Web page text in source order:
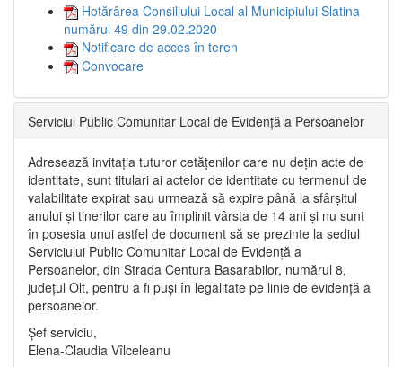
Hotărârea Consiliului Local al Municipiului Slatina
numărul 49 din 29.02.2020
Notificare de acces în teren
Convocare
Serviciul Public Comunitar Local de Evidență a Persoanelor
Adresează invitația tuturor cetățenilor care nu dețin acte de
identitate, sunt titulari ai actelor de identitate cu termenul de
valabilitate expirat sau urmează să expire până la sfârșitul
anului și tinerilor care au împlinit vârsta de 14 ani și nu sunt
în posesia unui astfel de document să se prezinte la sediul
Serviciului Public Comunitar Local de Evidență a
Persoanelor, din Strada Centura Basarabilor, numărul 8,
județul Olt, pentru a fi puși în legalitate pe linie de evidență a
persoanelor.
Șef serviciu,
Elena-Claudia Vîlceleanu